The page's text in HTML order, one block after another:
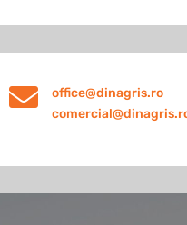

office@dinagris.ro